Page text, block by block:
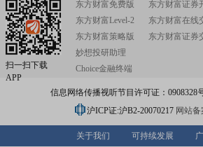
2026-06-18
扫一扫下载
APP
东方财富免费版
东方财富Level-2
东方财富策略版
妙想投研助理
Choice金融终端
东方财富证券
东方财富在线
东方财富证券
信息网络传播视听节目许可证：0908328
沪ICP证:沪B2-20070217 网站备
关于我们 可持续发展